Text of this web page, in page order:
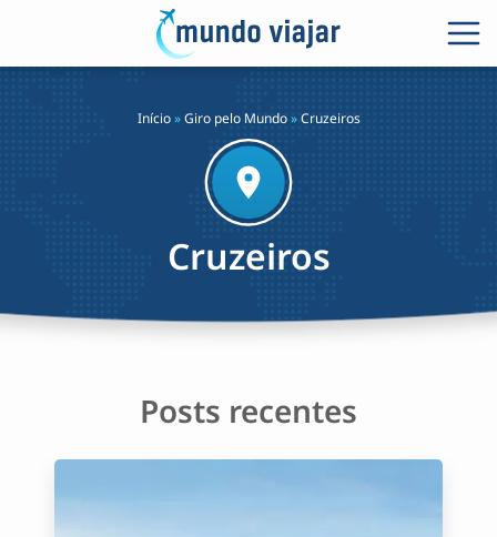
Início»Giro pelo Mundo»Cruzeiros
Cruzeiros
Posts recentes